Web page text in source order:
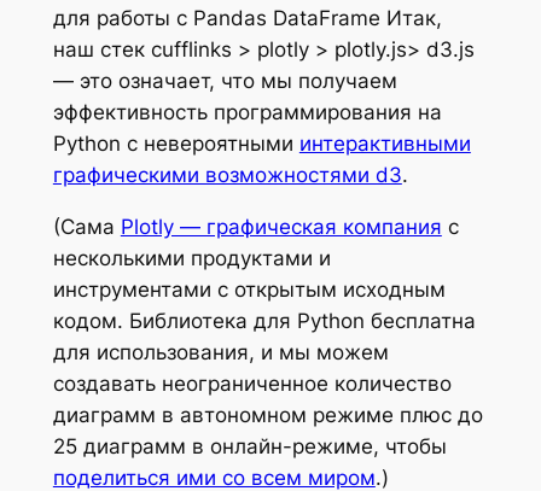
для работы с Pandas DataFrame Итак,
наш стек cufflinks > plotly > plotly.js> d3.js
— это означает, что мы получаем
эффективность программирования на
Python с невероятными интерактивными
графическими возможностями d3.
(Сама Plotly — графическая компания с
несколькими продуктами и
инструментами с открытым исходным
кодом. Библиотека для Python бесплатна
для использования, и мы можем
создавать неограниченное количество
диаграмм в автономном режиме плюс до
25 диаграмм в онлайн-режиме, чтобы
поделиться ими со всем миром.)